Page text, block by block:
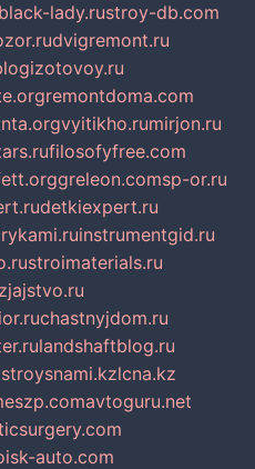
black-lady.rustroy-db.com
dvigremont.ru
remontdoma.com
vyitikho.rumirjon.ru
filosofyfree.com
greleon.comsp-or.ru
detkiexpert.ru
instrumentgid.ru
stroimaterials.ru
chastnyjdom.ru
landshaftblog.ru
stroysnami.kzlcna.kz
avtoguru.net
auto.com